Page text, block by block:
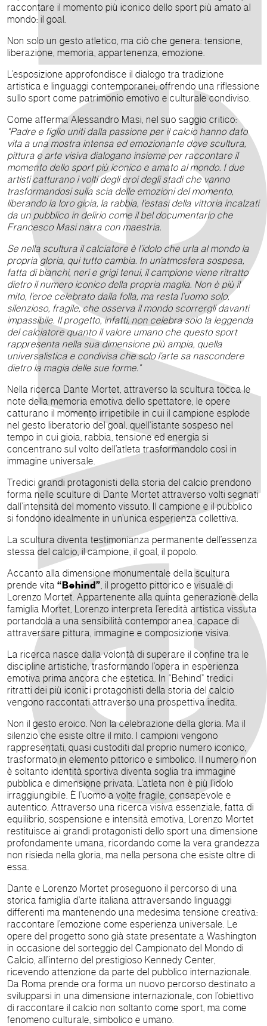
raccontare il momento più iconico dello sport più amato al
mondo: il goal.
Non solo un gesto atletico, ma ciò che genera: tensione,
liberazione, memoria, appartenenza, emozione.
L’esposizione approfondisce il dialogo tra tradizione
artistica e linguaggi contemporanei, offrendo una riflessione
sullo sport come patrimonio emotivo e culturale condiviso.
Come afferma Alessandro Masi, nel suo saggio critico:
“Padre e figlio uniti dalla passione per il calcio hanno dato
vita a una mostra intensa ed emozionante dove scultura,
pittura e arte visiva dialogano insieme per raccontare il
momento dello sport più iconico e amato al mondo. I due
artisti catturano i volti degli eroi degli stadi che vanno
trasformandosi sulla scia delle emozioni del momento,
liberando la loro gioia, la rabbia, l’estasi della vittoria incalzati
da un pubblico in delirio come il bel documentario che
Francesco Masi narra con maestria.
Se nella scultura il calciatore è l’idolo che urla al mondo la
propria gloria, qui tutto cambia. In un’atmosfera sospesa,
fatta di bianchi, neri e grigi tenui, il campione viene ritratto
dietro il numero iconico della propria maglia. Non è più il
mito, l’eroe celebrato dalla folla, ma resta l’uomo solo,
silenzioso, fragile, che osserva il mondo scorrergli davanti
impassibile. Il progetto, infatti, non celebra solo la leggenda
del calciatore quanto il valore umano che questo sport
rappresenta nella sua dimensione più ampia, quella
universalistica e condivisa che solo l’arte sa nascondere
dietro la magia delle sue forme.”
Nella ricerca Dante Mortet, attraverso la scultura tocca le
note della memoria emotiva dello spettatore, le opere
catturano il momento irripetibile in cui il campione esplode
nel gesto liberatorio del goal, quell'istante sospeso nel
tempo in cui gioia, rabbia, tensione ed energia si
concentrano sul volto dell’atleta trasformandolo così in
immagine universale.
Tredici grandi protagonisti della storia del calcio prendono
forma nelle sculture di Dante Mortet attraverso volti segnati
dall’intensità del momento vissuto. Il campione e il pubblico
si fondono idealmente in un’unica esperienza collettiva.
La scultura diventa testimonianza permanente dell’essenza
stessa del calcio, il campione, il goal, il popolo.
Accanto alla dimensione monumentale della scultura
prende vita “Behind”, il progetto pittorico e visuale di
Lorenzo Mortet. Appartenente alla quinta generazione della
famiglia Mortet, Lorenzo interpreta l’eredità artistica vissuta
portandola a una sensibilità contemporanea, capace di
attraversare pittura, immagine e composizione visiva.
La ricerca nasce dalla volontà di superare il confine tra le
discipline artistiche, trasformando l’opera in esperienza
emotiva prima ancora che estetica. In “Behind” tredici
ritratti dei più iconici protagonisti della storia del calcio
vengono raccontati attraverso una prospettiva inedita.
Non il gesto eroico. Non la celebrazione della gloria. Ma il
silenzio che esiste oltre il mito. I campioni vengono
rappresentati, quasi custoditi dal proprio numero iconico,
trasformato in elemento pittorico e simbolico. Il numero non
è soltanto identità sportiva diventa soglia tra immagine
pubblica e dimensione privata. L’atleta non è più l’idolo
irraggiungibile. È l’uomo a volte fragile, consapevole e
autentico. Attraverso una ricerca visiva essenziale, fatta di
equilibrio, sospensione e intensità emotiva, Lorenzo Mortet
restituisce ai grandi protagonisti dello sport una dimensione
profondamente umana, ricordando come la vera grandezza
non risieda nella gloria, ma nella persona che esiste oltre di
essa.
Dante e Lorenzo Mortet proseguono il percorso di una
storica famiglia d’arte italiana attraversando linguaggi
differenti ma mantenendo una medesima tensione creativa:
raccontare l’emozione come esperienza universale. Le
opere del progetto sono già state presentate a Washington
in occasione del sorteggio del Campionato del Mondo di
Calcio, all’interno del prestigioso Kennedy Center,
ricevendo attenzione da parte del pubblico internazionale.
Da Roma prende ora forma un nuovo percorso destinato a
svilupparsi in una dimensione internazionale, con l’obiettivo
di raccontare il calcio non soltanto come sport, ma come
fenomeno culturale, simbolico e umano.